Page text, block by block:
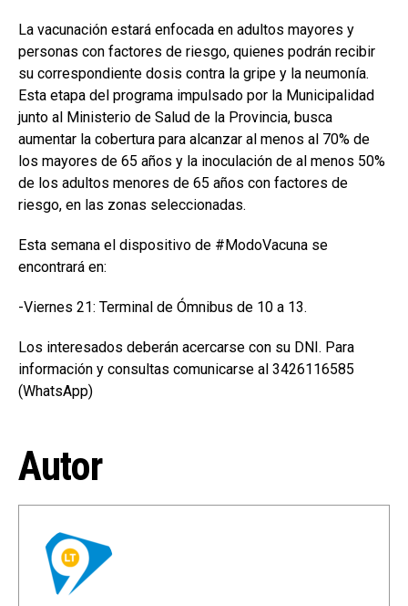
La vacunación estará enfocada en adultos mayores y
personas con factores de riesgo, quienes podrán recibir
su correspondiente dosis contra la gripe y la neumonía.
Esta etapa del programa impulsado por la Municipalidad
junto al Ministerio de Salud de la Provincia, busca
aumentar la cobertura para alcanzar al menos al 70% de
los mayores de 65 años y la inoculación de al menos 50%
de los adultos menores de 65 años con factores de
riesgo, en las zonas seleccionadas.
Esta semana el dispositivo de #ModoVacuna se
encontrará en:
-Viernes 21: Terminal de Ómnibus de 10 a 13.
Los interesados deberán acercarse con su DNI. Para
información y consultas comunicarse al 3426116585
(WhatsApp)
Autor